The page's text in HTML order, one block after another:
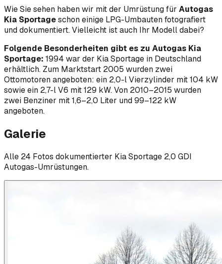
Wie Sie sehen haben wir mit der Umrüstung für Autogas
Kia Sportageschon einige LPG-Umbauten fotografiert
und dokumentiert. Vielleicht ist auch Ihr Modell dabei?
Folgende Besonderheiten gibt es zu Autogas Kia
Sportage: 1994 war der Kia Sportage in Deutschland
erhältlich. Zum Marktstart 2005 wurden zwei
Ottomotoren angeboten: ein 2,0-l Vierzylinder mit 104 kW
sowie ein 2,7-l V6 mit 129 kW. Von 2010–2015 wurden
zwei Benziner mit 1,6–2,0 Liter und 99–122 kW
angeboten.
Galerie
Alle 24 Fotos dokumentierter KiaSportage 2,0 GDI
Autogas-Umrüstungen.